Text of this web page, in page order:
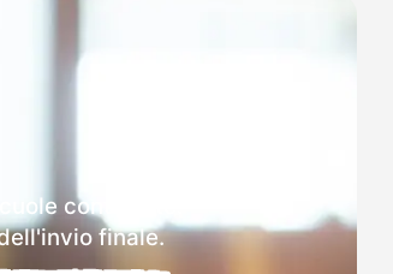
contattate.
finale.